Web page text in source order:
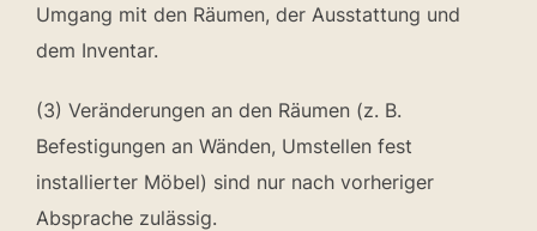
Umgang mit den Räumen, der Ausstattung und
dem Inventar.
(3) Veränderungen an den Räumen (z. B.
Befestigungen an Wänden, Umstellen fest
installierter Möbel) sind nur nach vorheriger
Absprache zulässig.